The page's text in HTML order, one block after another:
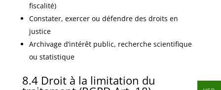
fiscalité)
Constater, exercer ou défendre des droits en
justice
Archivage d’intérêt public, recherche scientifique
ou statistique
8.4 Droit à la limitation du